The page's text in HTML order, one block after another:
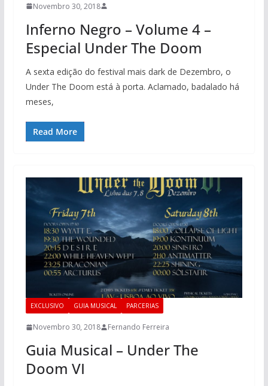
Novembro 30, 2018
Inferno Negro – Volume 4 –
Especial Under The Doom
A sexta edição do festival mais dark de Dezembro, o
Under The Doom está à porta. Aclamado, badalado há
meses,
Read More
EXCLUSIVO GUIA MUSICAL PARCERIAS
Novembro 30, 2018 Fernando Ferreira
Guia Musical – Under The
Doom VI